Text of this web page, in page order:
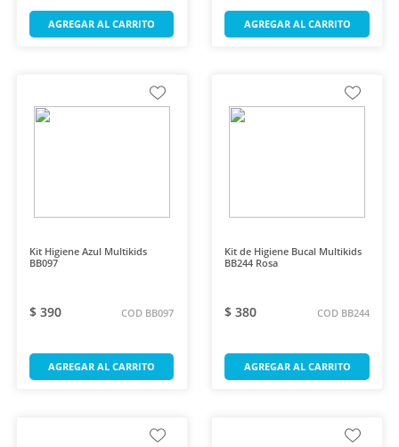
AGREGAR AL CARRITO AGREGAR AL CARRITO
Kit Higiene Azul Multikids
BB097
$ 390 COD BB097
AGREGAR AL CARRITO
Kit de Higiene Bucal Multikids
BB244 Rosa
$ 380 COD BB244
AGREGAR AL CARRITO